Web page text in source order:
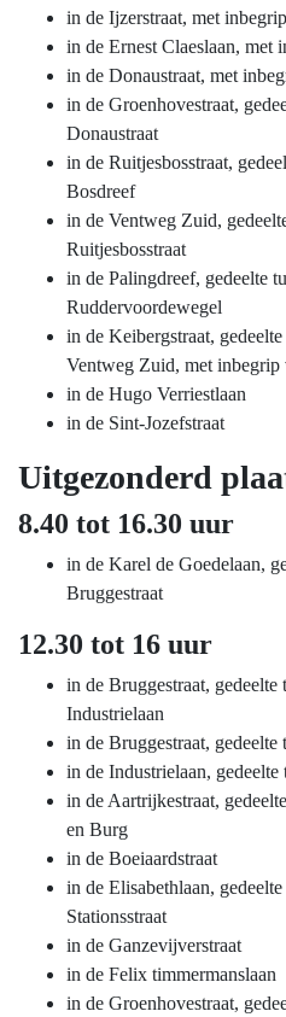
in de Ijzerstraat, met
in de Ernest Claeslaan, met
in de Donaustraat, met
in de Groenhovestraat,
Donaustraat
in de Ruitjesbosstraat,
Bosdreef
in de Ventweg Zuid,
Ruitjesbosstraat
in de Palingdreef, gedeelte
Ruddervoordewegel
in de Keibergstraat,
Ventweg Zuid, met inbegrip
in de Hugo Verriestlaan
in de Sint-Jozefstraat
Uitgezonderd
8.40 tot 16.30 uur
in de Karel de Goedelaan,
Bruggestraat
12.30 tot 16 uur
in de Bruggestraat, gedeelte
Industrielaan
in de Bruggestraat, gedeelte
in de Industrielaan,
in de Aartrijkestraat,
en Burg
in de Boeiaardstraat
in de Elisabethlaan,
Stationsstraat
in de Ganzevijverstraat
in de Felix timmermanslaan
in de Groenhovestraat,